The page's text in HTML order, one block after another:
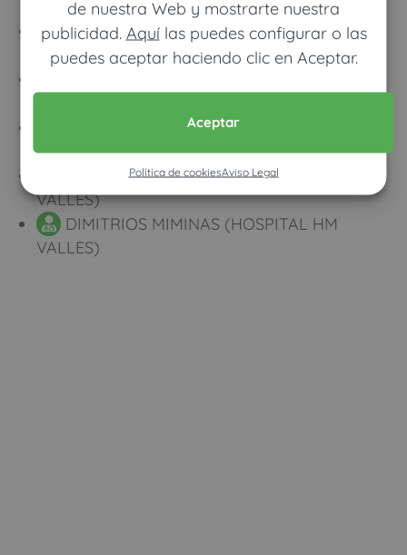
de nuestra Web y mostrarte nuestra
publicidad. Aquílas puedes configurar o las
puedes aceptar haciendo clic en Aceptar.
Aceptar
Política de cookiesAviso Legal
VALLES)
ALMA BLAZQUEZ MARTIN (HOSPITAL HM
VALLES)
JOSE MARTIN FERNANDEZ (HOSPITAL
HM VALLES)
RAUL DIAZ PEDRERO (HOSPITAL HM
VALLES)
DIMITRIOS MIMINAS (HOSPITAL HM
VALLES)